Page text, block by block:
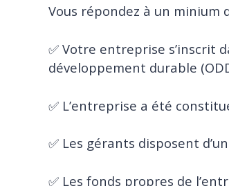
Vous répondez à un minium
✅ Votre entreprise s’inscrit
développement durable
✅ L’entreprise a été
✅ Les gérants disposent
✅ Les fonds propres de